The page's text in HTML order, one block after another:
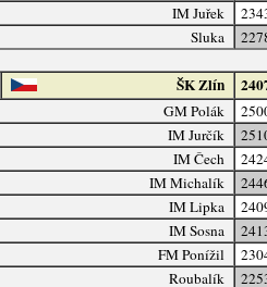
IM Juřek
Sluka
ŠK Zlín
GM Polák
IM Jurčík
IM Čech
IM Michalík
IM Lipka
IM Sosna
FM Ponížil
Roubalík